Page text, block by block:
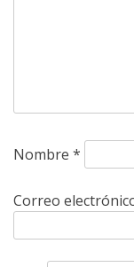
Nombre *
Correo